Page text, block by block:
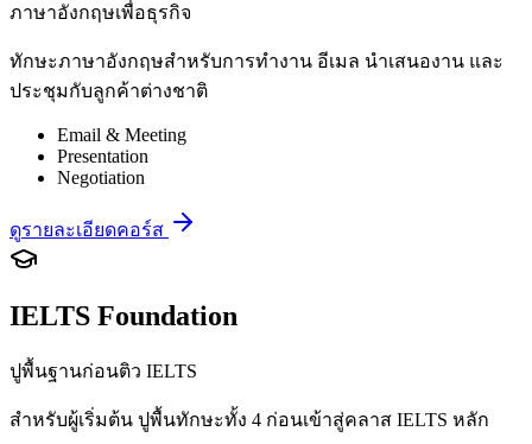
ภาษาอังกฤษเพื่อธุรกิจ
ทักษะภาษาอังกฤษสำหรับการทำงาน อีเมล นำเสนองาน และ
ประชุมกับลูกค้าต่างชาติ
Email & Meeting
Presentation
Negotiation
ดูรายละเอียดคอร์ส
IELTS Foundation
ปูพื้นฐานก่อนติว IELTS
สำหรับผู้เริ่มต้น ปูพื้นทักษะทั้ง 4 ก่อนเข้าสู่คลาส IELTS หลัก